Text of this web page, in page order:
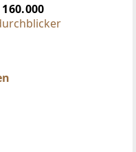
160.000